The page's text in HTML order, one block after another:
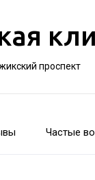
проспект
Частые